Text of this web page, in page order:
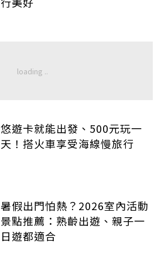
悠遊卡就能出發、500元玩一
天！搭火車享受海線慢旅行
暑假出門怕熱？2026室內活動
景點推薦：熟齡出遊、親子一
日遊都適合